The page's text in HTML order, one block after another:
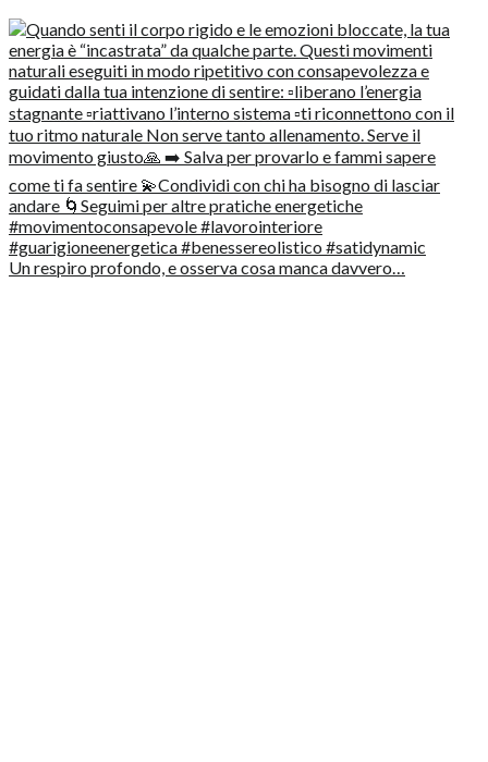
Un respiro profondo, e osserva cosa manca davvero…